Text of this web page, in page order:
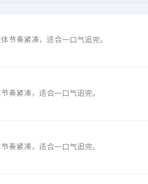
节奏紧凑，适合一口气追完。
奏紧凑，适合一口气追完。
奏紧凑，适合一口气追完。